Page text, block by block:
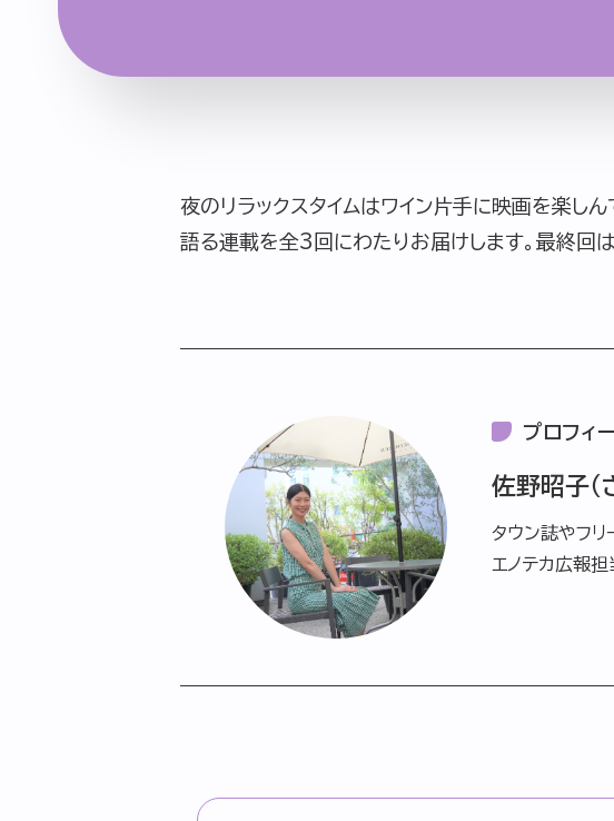
夜のリラックスタイムはワイン片手に映画を楽し
語る連載を全3回にわたりお届けします。最終回は
プロフィ
佐野昭子（
タウン誌やフ
エノテカ広報担